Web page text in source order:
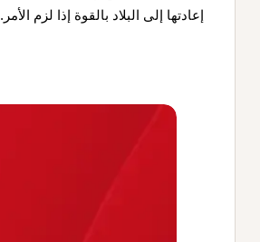
إعادتها إلى البلاد بالقوة إذا لزم الأمر.